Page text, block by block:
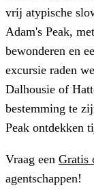
vrij atypische
Adam's Peak,
bewonderen en
excursie raden
Dalhousie of
bestemming te
Peak ontdekken
Vraag een Gratis
agentschappen!